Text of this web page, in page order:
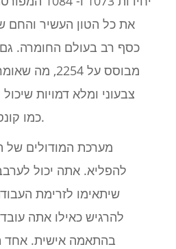
את כל הטון העשיר והחם
כסף רב בעולם החומרה. גם
מבוסס על
צבעוני ומלא דמויות
כמו קונסולה אנלוגית אמיתית.
מערכת המודולים של
להפליא. אתה יכול
שיתאימו לזרימת
להרגיש כאילו אתה
בהתאמה אישית. אחד